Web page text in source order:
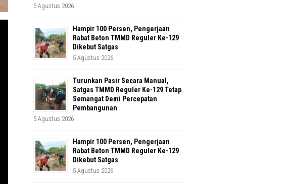
5 Agustus 2026
Hampir 100 Persen, Pengerjaan
Rabat Beton TMMD Reguler Ke-129
Dikebut Satgas
5 Agustus 2026
Turunkan Pasir Secara Manual,
Satgas TMMD Reguler Ke-129 Tetap
Semangat Demi Percepatan
Pembangunan
5 Agustus 2026
Hampir 100 Persen, Pengerjaan
Rabat Beton TMMD Reguler Ke-129
Dikebut Satgas
5 Agustus 2026